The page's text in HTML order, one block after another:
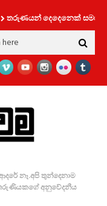
දෙදෙනෙක් සමග ලිෆ්ට්
නෑ.අපි තුන්දෙනාම
අනුවේදනීය